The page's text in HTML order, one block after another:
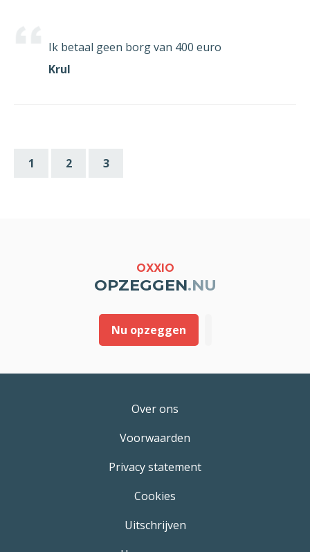
Ik betaal geen borg van 400 euro
Krul
1 2 3
OXXIO
OPZEGGEN.NU
Nu opzeggen
Over ons
Voorwaarden
Privacy statement
Cookies
Uitschrijven